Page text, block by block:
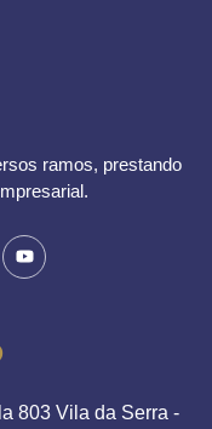
ramos, prestando
803 Vila da Serra -